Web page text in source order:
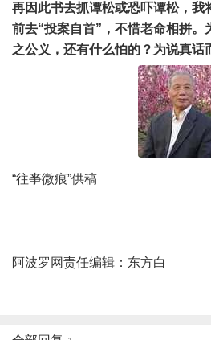
再因此书去抓谭松或恐吓谭松，我
前去“投案自首”，不惜老命相拼。
之公义，还有什么怕的？为说真话
“往亊微痕”供稿
阿波罗网责任编辑：东方白